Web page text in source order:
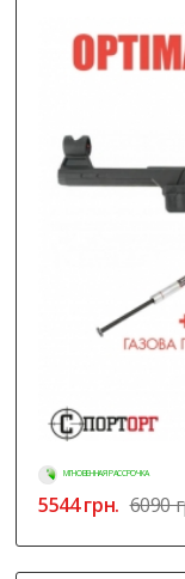
МГНОВЕННАЯ РАССРОЧКА
5544грн. 6090